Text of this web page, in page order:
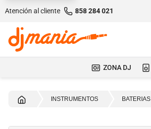
Atención al cliente 858 284 021
ZONA DJ
INSTRUMENTOS BATERIAS